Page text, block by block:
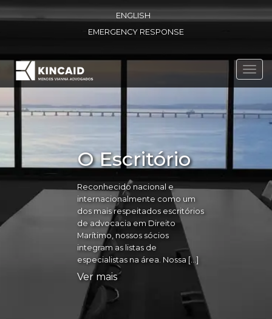
ENGLISH
EMERGENCY RESPONSE
O Escritório
Reconhecido nacional e
internacionalmente como um
dos mais respeitados escritórios
de advocacia em Direito
Marítimo, nossos sócios
integram as listas de
especialistas na área. Nossa […]
Ver mais